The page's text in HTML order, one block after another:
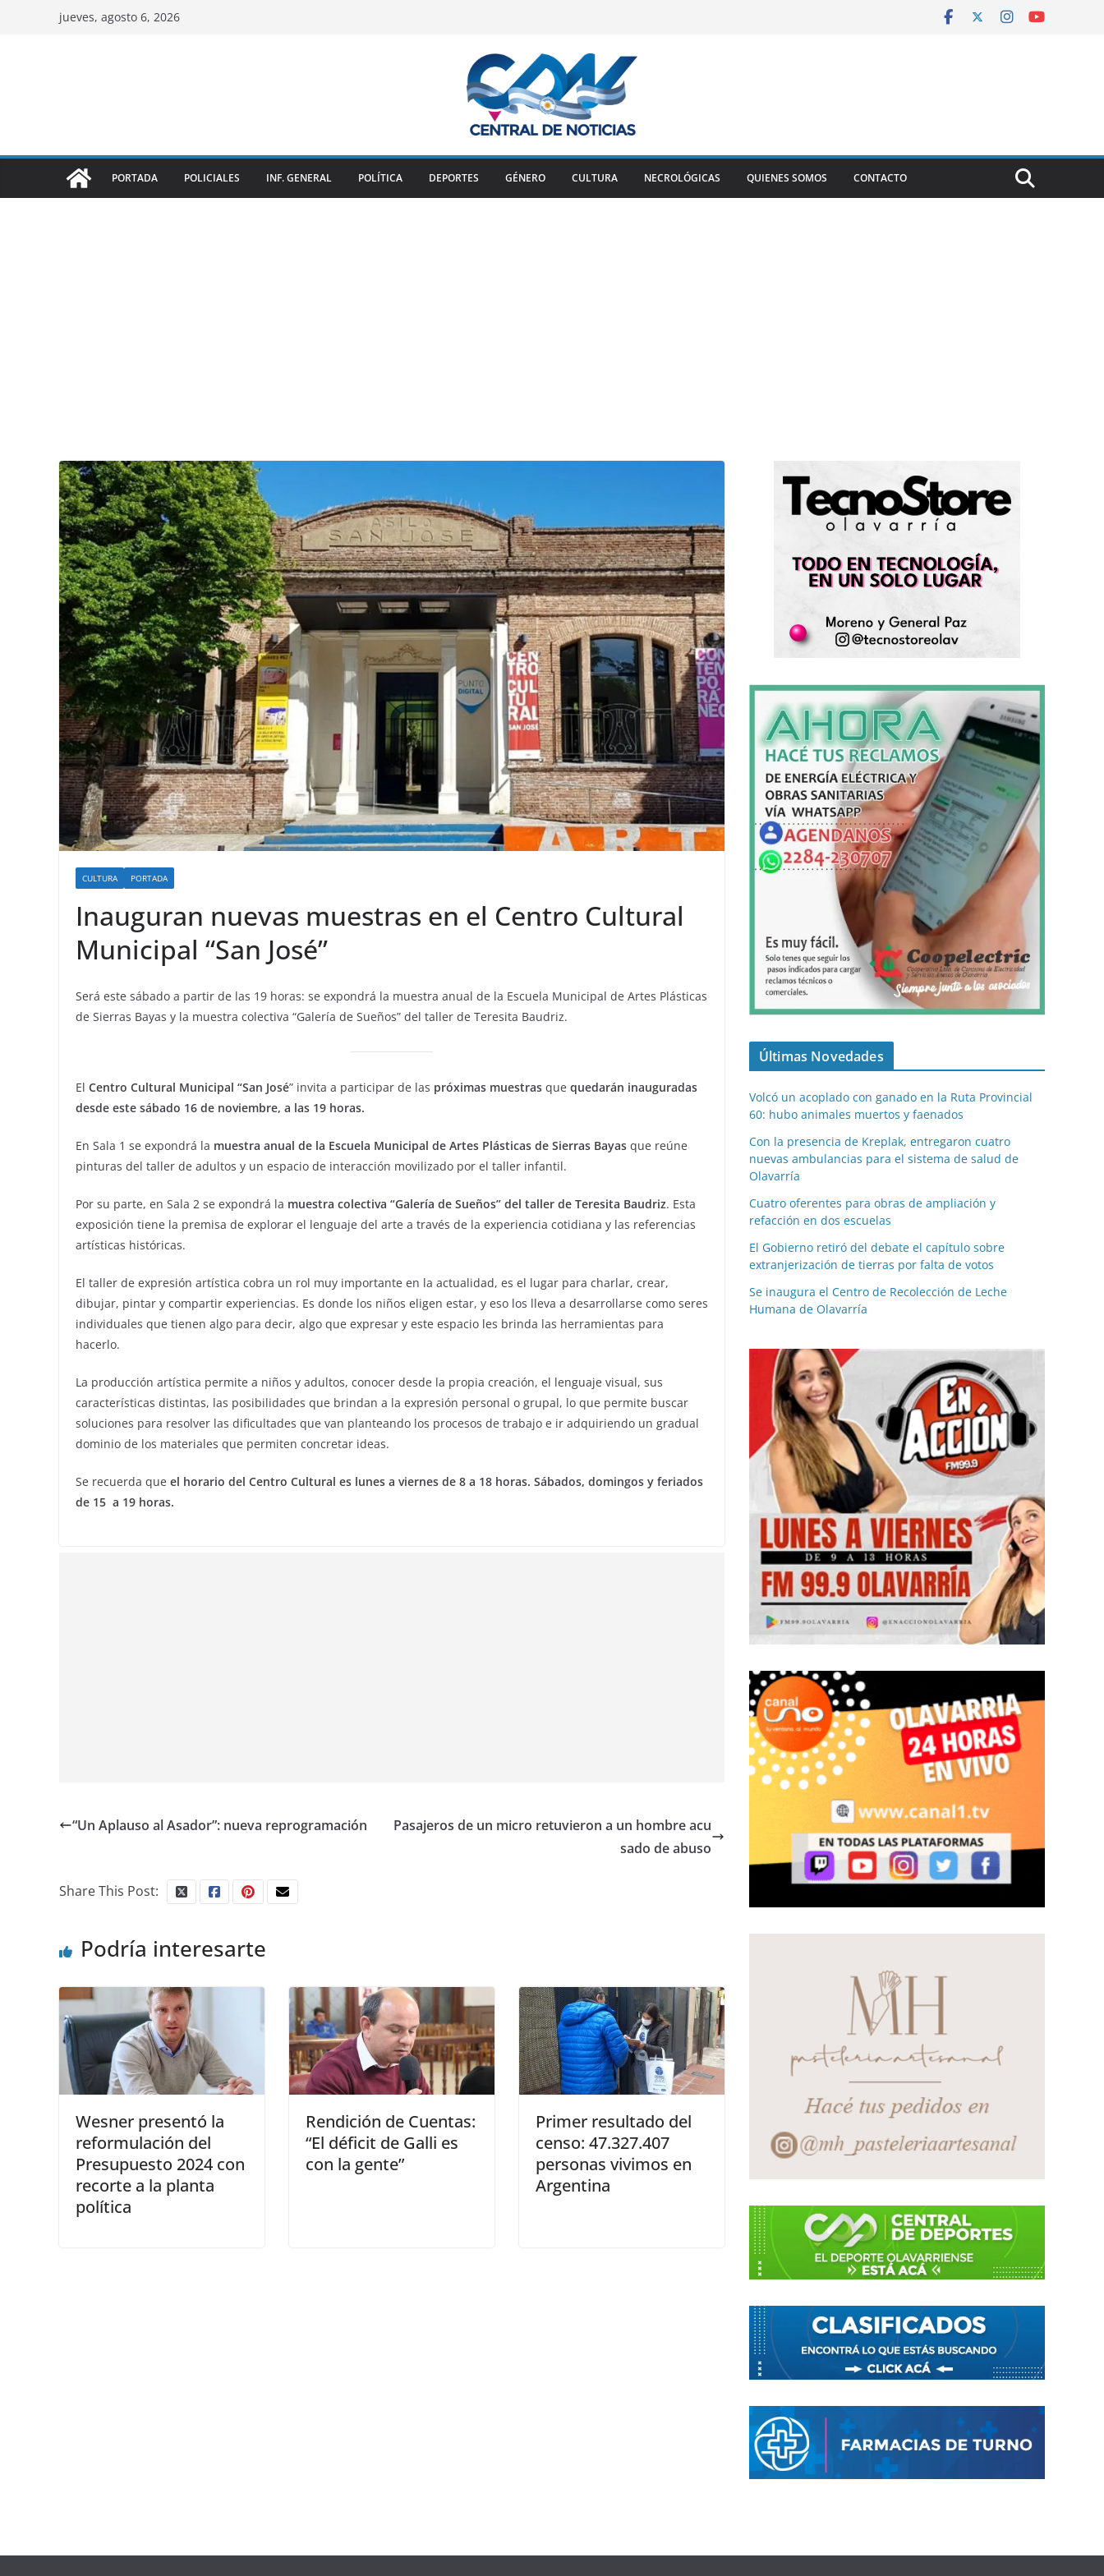
jueves, agosto 6, 2026
PORTADA POLICIALES INF. GENERAL POLÍTICA DEPORTES GÉNERO CULTURA NECROLÓGICAS QUIENES SOMOS CONTACTO
CULTURA PORTADA
Inauguran nuevas muestras en el Centro Cultural
Municipal “San José”
Será este sábado a partir de las 19 horas: se expondrá la muestra anual de la Escuela Municipal de Artes Plásticas
de Sierras Bayas y la muestra colectiva “Galería de Sueños” del taller de Teresita Baudriz.
El Centro Cultural Municipal “San José” invita a participar de las próximas muestras que quedarán inauguradas
desde este sábado 16 de noviembre, a las 19 horas.
En Sala 1 se expondrá la muestra anual de la Escuela Municipal de Artes Plásticas de Sierras Bayas que reúne
pinturas del taller de adultos y un espacio de interacción movilizado por el taller infantil.
Por su parte, en Sala 2 se expondrá la muestra colectiva “Galería de Sueños” del taller de Teresita Baudriz. Esta
exposición tiene la premisa de explorar el lenguaje del arte a través de la experiencia cotidiana y las referencias
artísticas históricas.
El taller de expresión artística cobra un rol muy importante en la actualidad, es el lugar para charlar, crear,
dibujar, pintar y compartir experiencias. Es donde los niños eligen estar, y eso los lleva a desarrollarse como seres
individuales que tienen algo para decir, algo que expresar y este espacio les brinda las herramientas para
hacerlo.
La producción artística permite a niños y adultos, conocer desde la propia creación, el lenguaje visual, sus
características distintas, las posibilidades que brindan a la expresión personal o grupal, lo que permite buscar
soluciones para resolver las dificultades que van planteando los procesos de trabajo e ir adquiriendo un gradual
dominio de los materiales que permiten concretar ideas.
Se recuerda que el horario del Centro Cultural es lunes a viernes de 8 a 18 horas. Sábados, domingos y feriados
de 15 a 19 horas.
“Un Aplauso al Asador”: nueva reprogramación
Pasajeros de un micro retuvieron a un hombre acu
sado de abuso
Share This Post:
Podría interesarte
Wesner presentó la
reformulación del
Presupuesto 2024 con
recorte a la planta
política
Rendición de Cuentas:
“El déficit de Galli es
con la gente”
Primer resultado del
censo: 47.327.407
personas vivimos en
Argentina
Últimas Novedades
Volcó un acoplado con ganado en la Ruta Provincial
60: hubo animales muertos y faenados
Con la presencia de Kreplak, entregaron cuatro
nuevas ambulancias para el sistema de salud de
Olavarría
Cuatro oferentes para obras de ampliación y
refacción en dos escuelas
El Gobierno retiró del debate el capítulo sobre
extranjerización de tierras por falta de votos
Se inaugura el Centro de Recolección de Leche
Humana de Olavarría